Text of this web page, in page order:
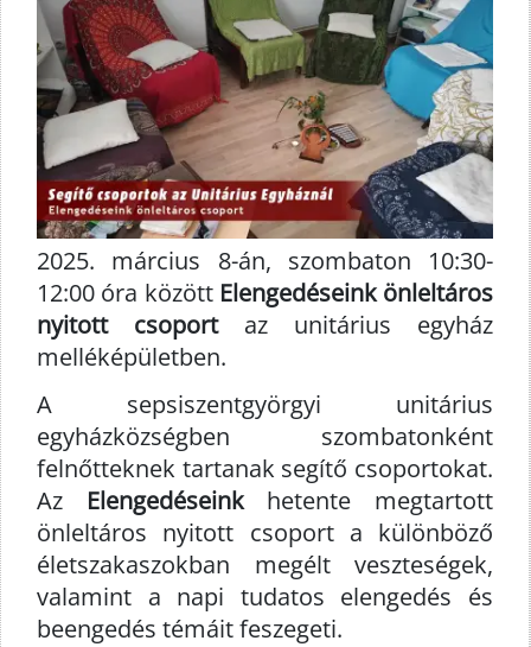
2025. március 8-án, szombaton 10:30-
12:00 óra között Elengedéseink önleltáros
nyitott csoportaz unitárius egyház
melléképületben.
A sepsiszentgyörgyi unitárius
egyházközségben szombatonként
felnőtteknek tartanak segítő csoportokat.
Az Elengedéseinkhetente megtartott
önleltáros nyitott csoport a különböző
életszakaszokban megélt veszteségek,
valamint a napi tudatos elengedés és
beengedés témáit feszegeti.